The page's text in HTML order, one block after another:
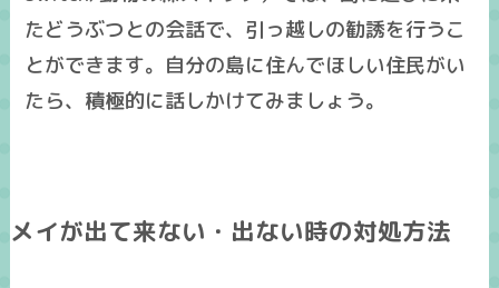
たどうぶつとの会話で、引っ越しの勧誘を行うこ
とができます。自分の島に住んでほしい住民がい
たら、積極的に話しかけてみましょう。
メイが出て来ない・出ない時の対処方法